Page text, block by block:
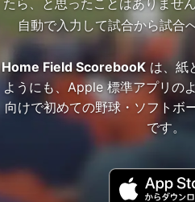
たら、と思ったことはありませ
自動で入力して試合から試合
Home Field ScorebooK は、紙
ようにも、Apple 標準アプリの
向けで初めての野球・ソフトボ
です。